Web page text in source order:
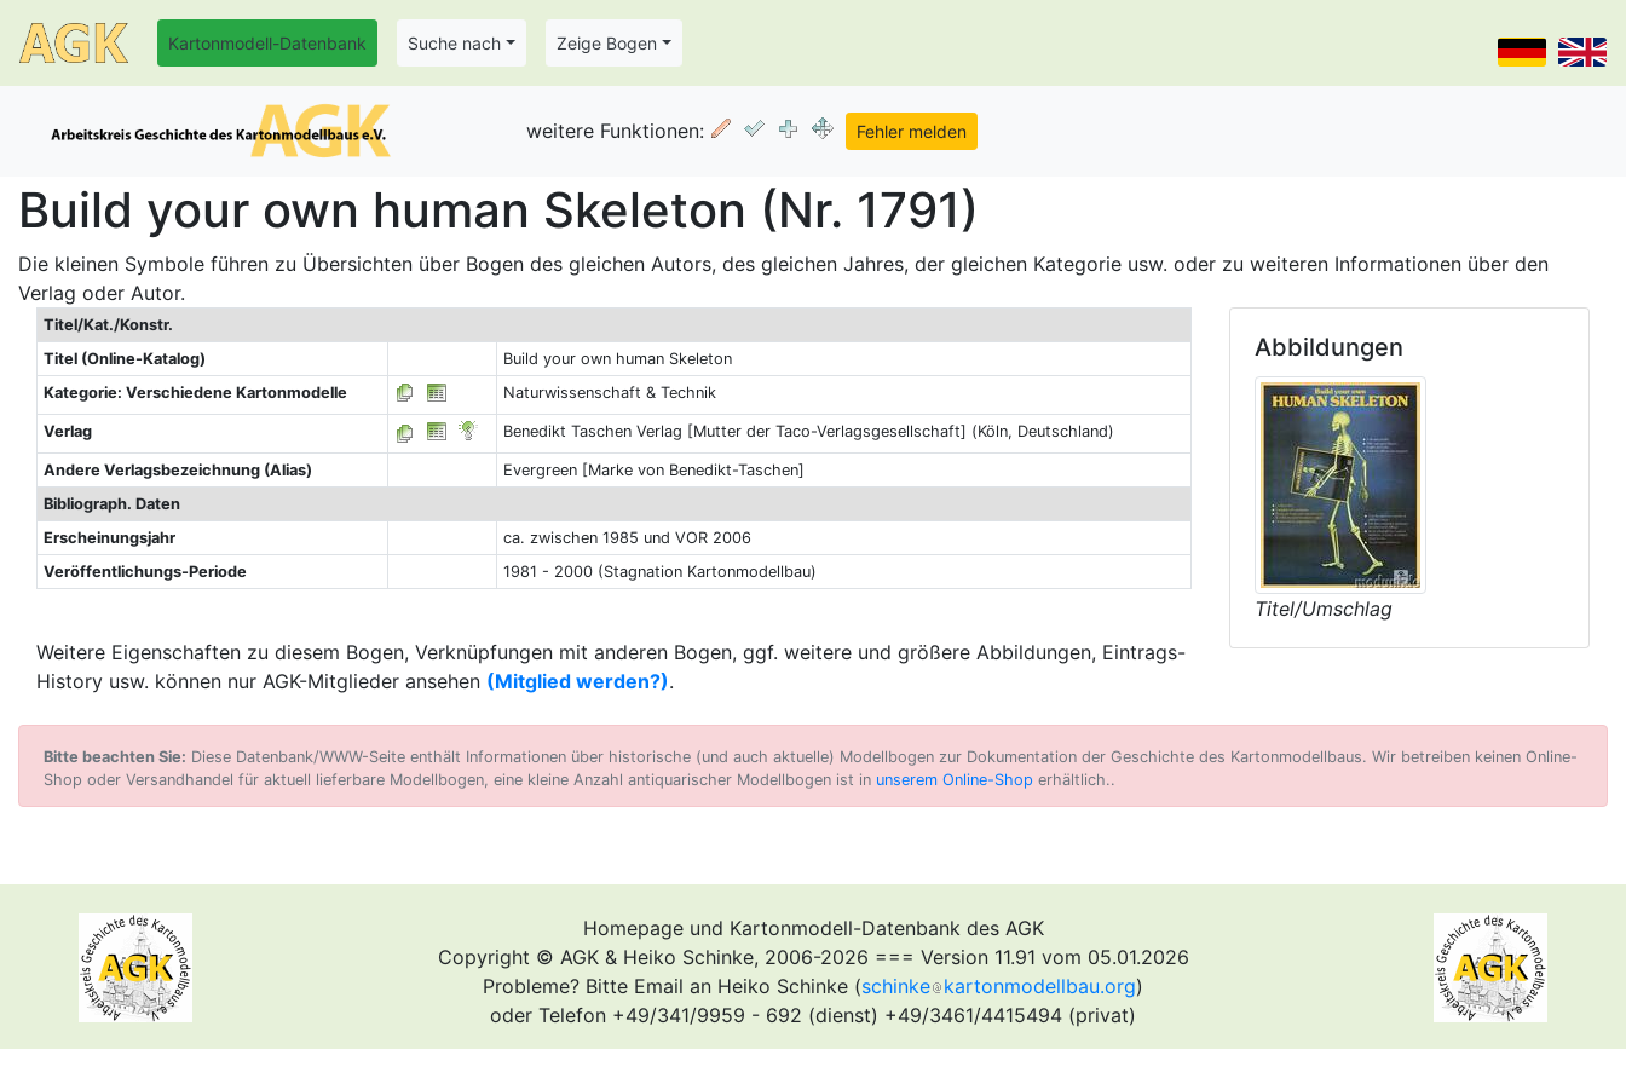
Kartonmodell-Datenbank Suche nach Zeige Bogen
weitere Funktionen:
Build your own human Skeleton (Nr. 1791)
Die kleinen Symbole führen zu Übersichten über Bogen des gleichen Autors, des gleichen Jahres, der gleichen Kategorie usw. oder zu weiteren Informationen über den
Verlag oder Autor.
Titel/Kat./Konstr.
Titel (Online-Katalog)
Build your own human Skeleton
Kategorie: Verschiedene Kartonmodelle
Naturwissenschaft & Technik
Verlag Benedikt Taschen Verlag [Mutter der Taco-Verlagsgesellschaft] (Köln, Deutschland)
Andere Verlagsbezeichnung (Alias)
Evergreen [Marke von Benedikt-Taschen]
Bibliograph. Daten
Erscheinungsjahr
ca. zwischen 1985 und VOR 2006
Veröffentlichungs-Periode
1981 - 2000 (Stagnation Kartonmodellbau)
Weitere Eigenschaften zu diesem Bogen, Verknüpfungen mit anderen Bogen, ggf. weitere und größere Abbildungen, Eintrags-
History usw. können nur AGK-Mitglieder ansehen (Mitglied werden?).
Abbildungen
Titel/Umschlag
Bitte beachten Sie: Diese Datenbank/WWW-Seite enthält Informationen über historische (und auch aktuelle) Modellbogen zur Dokumentation der Geschichte des Kartonmodellbaus. Wir betreiben keinen Online-
Shop oder Versandhandel für aktuell lieferbare Modellbogen, eine kleine Anzahl antiquarischer Modellbogen ist in unserem Online-Shop erhältlich..
Homepage und Kartonmodell-Datenbank des AGK
Copyright © AGK & Heiko Schinke, 2006-2026 === Version 11.91 vom 05.01.2026
Probleme? Bitte Email an Heiko Schinke (schinke kartonmodellbau.org)
oder Telefon +49/341/9959 - 692 (dienst) +49/3461/4415494 (privat)